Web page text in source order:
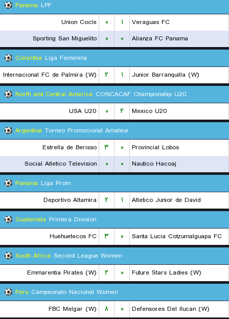
Panama LPF
Union Cocle
۰ ۱
Veraguas FC
Sporting San Miguelito
۰ ۰
Alianza FC Panama
Colombia Liga Femenina
Internacional FC de Palmira (W)
۲ ۱
Junior Barranquilla (W)
North and Central America CONCACAF Championship U20
USA U20
۰ ۲
Mexico U20
Argentina Torneo Promocional Amateur
Estrella de Berisso
۳ ۰
Provincial Lobos
Social Atletico Television
۰ ۰
Nautico Hacoaj
Panama Liga Prom
Deportivo Altamira
۲ ۱
Atletico Junior de David
Guatemala Primera Division
Huehuetecos FC
۳ ۰
Santa Lucia Cotzumalguapa FC
South Africa Second League Women
Emmarentia Pirates (W)
۲ ۰
Future Stars Ladies (W)
Peru Campeonato Nacional Women
FBC Melgar (W)
۸ ۰
Defensores Del Ilucan (W)